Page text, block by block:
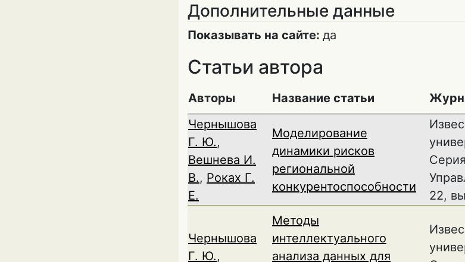
Дополнительные данные
Показывать на сайте: да
Статьи автора
Авторы Название статьи
Чернышова
Г. Ю.,
Вешнева И.
В., Роках Г.
Е.
Моделирование
динамики рисков
региональной
конкурентоспособности
22,
Чернышова
Г. Ю.,
Методы
интеллектуального
анализа данных для